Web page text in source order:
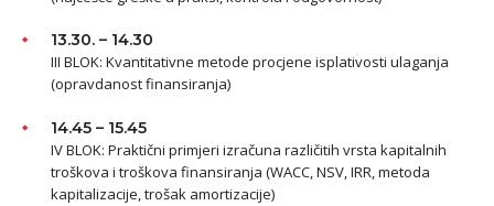
13.30. – 14.30
III BLOK: Kvantitativne metode procjene isplativosti ulaganja
(opravdanost finansiranja)
14.45 – 15.45
IV BLOK: Praktični primjeri izračuna različitih vrsta kapitalnih
troškova i troškova finansiranja (WACC, NSV, IRR, metoda
kapitalizacije, trošak amortizacije)